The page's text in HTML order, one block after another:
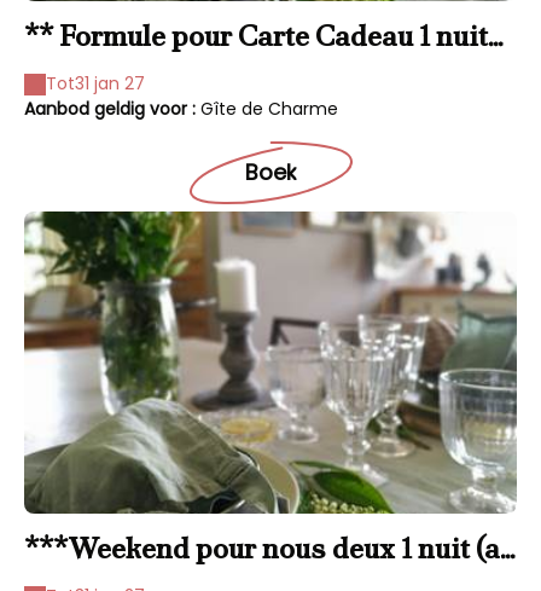
** Formule pour Carte Cadeau 1 nuit
(au gîte) 241€
Tot31 jan 27
Aanbod geldig voor : Gîte de Charme
Boek
***Weekend pour nous deux 1 nuit (au
gîte)